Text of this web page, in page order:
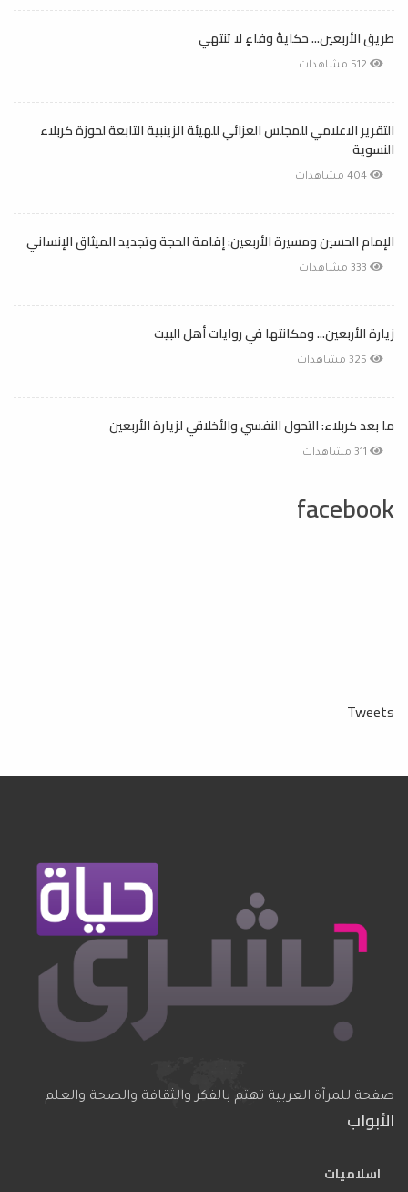
طريق الأربعين... حكايةُ وفاءٍ لا تنتهي
التقرير الاعلامي للمجلس العزائي للهيئة الزينبية التابعة لحوزة كربلاء
النسوية
الإمام الحسين ومسيرة الأربعين: إقامة الحجة وتجديد الميثاق الإنساني
زيارة الأربعين... ومكانتها في روايات أهل البيت
ما بعد كربلاء: التحول النفسي والأخلاقي لزيارة الأربعين
facebook
Tweets
صفحة للمرآة العربية تهتم بالفكر والثقافة والصحة والعلم
الأبواب
اسلاميات